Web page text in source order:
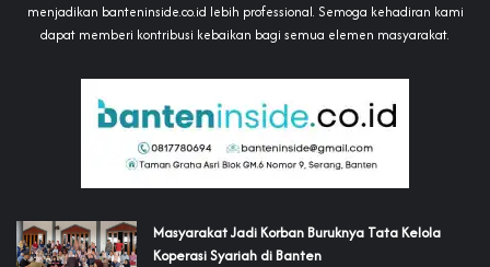
menjadikan banteninside.co.id lebih professional. Semoga kehadiran kami
dapat memberi kontribusi kebaikan bagi semua elemen masyarakat.
‎Masyarakat Jadi Korban Buruknya Tata Kelola
Koperasi Syariah di Banten